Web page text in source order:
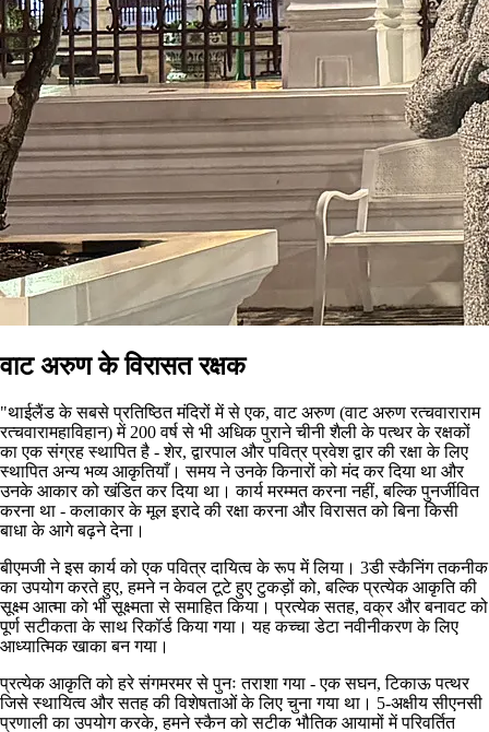
वाट अरुण के विरासत रक्षक
"थाईलैंड के सबसे प्रतिष्ठित मंदिरों में से एक, वाट अरुण (वाट अरुण रत्चवाराराम
रत्चवारामहाविहान) में 200 वर्ष से भी अधिक पुराने चीनी शैली के पत्थर के रक्षकों
का एक संग्रह स्थापित है - शेर, द्वारपाल और पवित्र प्रवेश द्वार की रक्षा के लिए
स्थापित अन्य भव्य आकृतियाँ। समय ने उनके किनारों को मंद कर दिया था और
उनके आकार को खंडित कर दिया था। कार्य मरम्मत करना नहीं, बल्कि पुनर्जीवित
करना था - कलाकार के मूल इरादे की रक्षा करना और विरासत को बिना किसी
बाधा के आगे बढ़ने देना।
बीएमजी ने इस कार्य को एक पवित्र दायित्व के रूप में लिया। 3डी स्कैनिंग तकनीक
का उपयोग करते हुए, हमने न केवल टूटे हुए टुकड़ों को, बल्कि प्रत्येक आकृति की
सूक्ष्म आत्मा को भी सूक्ष्मता से समाहित किया। प्रत्येक सतह, वक्र और बनावट को
पूर्ण सटीकता के साथ रिकॉर्ड किया गया। यह कच्चा डेटा नवीनीकरण के लिए
आध्यात्मिक खाका बन गया।
प्रत्येक आकृति को हरे संगमरमर से पुनः तराशा गया - एक सघन, टिकाऊ पत्थर
जिसे स्थायित्व और सतह की विशेषताओं के लिए चुना गया था। 5-अक्षीय सीएनसी
प्रणाली का उपयोग करके, हमने स्कैन को सटीक भौतिक आयामों में परिवर्तित